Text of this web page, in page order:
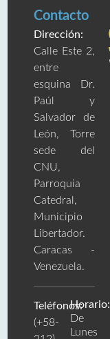
Contacto
Dirección:
Calle Este 2,
entre
esquina Dr.
Paúl y
Salvador de
León, Torre
sede del
CNU,
Parroquia
Catedral,
Municipio
Libertador.
Caracas -
Venezuela.
Teléfonos:
(+58-
Horario:
De
Lunes